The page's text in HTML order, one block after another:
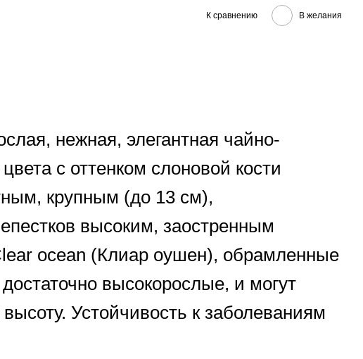
К сравнению В желания
нежная, элегантная чайно-
с оттенком слоновой кости
крупным (до 13 см),
высоким, заостренным
ocean (Клиар оушен), обрамленные
высокорослые, и могут
Устойчивость к заболеваниям